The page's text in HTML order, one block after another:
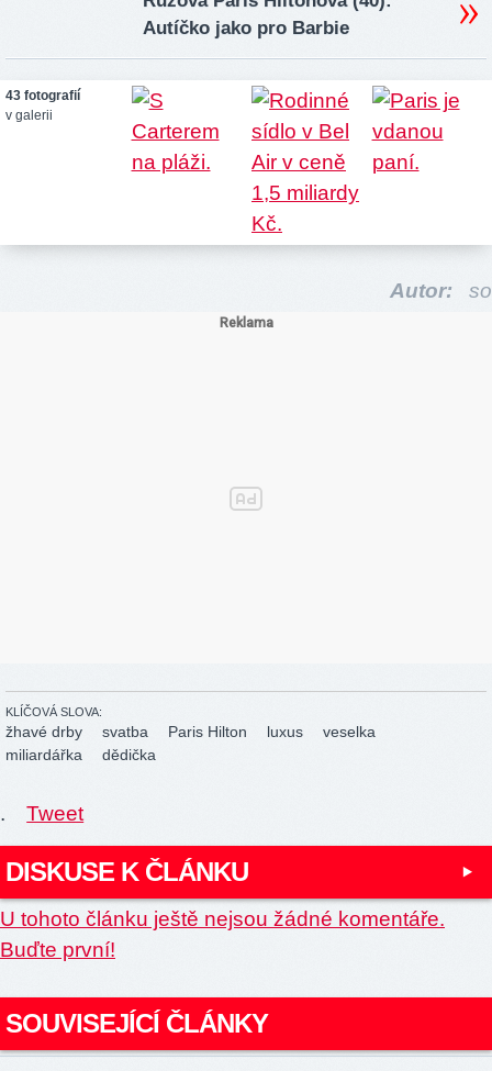
Autíčko jako pro Barbie
43 fotografií
v galerii
Autor: so
KLÍČOVÁ SLOVA:
žhavé drby svatba Paris Hilton luxus
veselka
miliardářka
dědička
. Tweet
DISKUSE K ČLÁNKU
U tohoto článku ještě nejsou žádné komentáře.
Buďte první!
SOUVISEJÍCÍ ČLÁNKY